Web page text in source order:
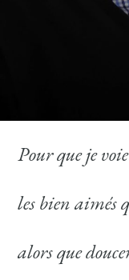
Pour que je
les bien aimés
alors que